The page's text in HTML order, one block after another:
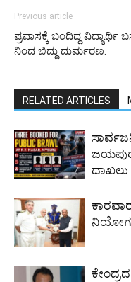
Previous article
ಪ್ರವಾಸಕ್ಕೆ ಬಂದಿದ್ದ ವಿದ್ಯಾರ್ಥಿ
ನಿಂದ ಬಿದ್ದು ದುರ್ಮರಣ.
RELATED ARTICLES
ದಾಖಲು
ನಿಯೋಗ